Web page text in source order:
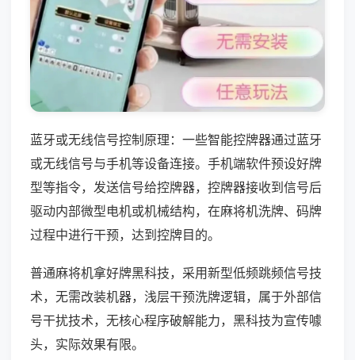
蓝牙或无线信号控制原理：一些智能控牌器通过蓝牙
或无线信号与手机等设备连接。手机端软件预设好牌
型等指令，发送信号给控牌器，控牌器接收到信号后
驱动内部微型电机或机械结构，在麻将机洗牌、码牌
过程中进行干预，达到控牌目的。
普通麻将机拿好牌黑科技，采用新型低频跳频信号技
术，无需改装机器，浅层干预洗牌逻辑，属于外部信
号干扰技术，无核心程序破解能力，黑科技为宣传噱
头，实际效果有限。